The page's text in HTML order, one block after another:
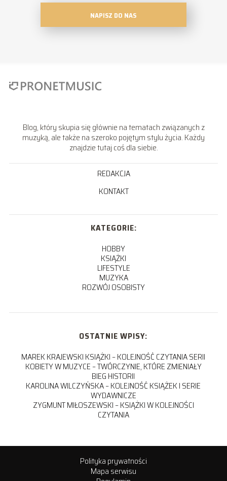
NAPISZ DO NAS
Blog, który skupia się głównie na tematach związanych z
muzyką, ale także na szeroko pojętym stylu życia. Każdy
znajdzie tutaj coś dla siebie.
REDAKCJA
KONTAKT
KATEGORIE:
HOBBY
KSIĄŻKI
LIFESTYLE
MUZYKA
ROZWÓJ OSOBISTY
OSTATNIE WPISY:
MAREK KRAJEWSKI KSIĄŻKI – KOLEJNOŚĆ CZYTANIA SERII
KOBIETY W MUZYCE – TWÓRCZYNIE, KTÓRE ZMIENIAŁY
BIEG HISTORII
KAROLINA WILCZYŃSKA – KOLEJNOŚĆ KSIĄŻEK I SERIE
WYDAWNICZE
ZYGMUNT MIŁOSZEWSKI – KSIĄŻKI W KOLEJNOŚCI
CZYTANIA
Polityka prywatności
Mapa serwisu